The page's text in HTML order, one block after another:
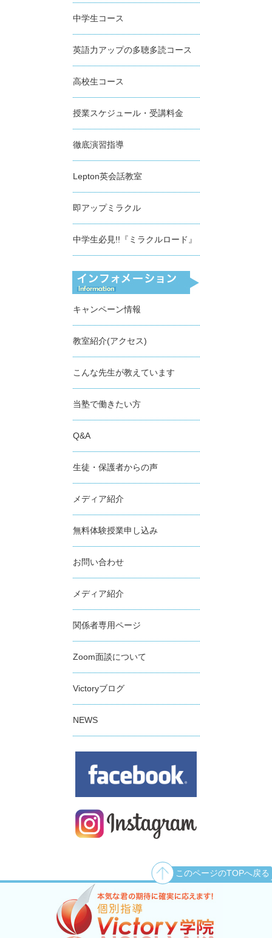
中学生コース
英語力アップの多聴多読コース
高校生コース
授業スケジュール・受講料金
徹底演習指導
Lepton英会話教室
即アップミラクル
中学生必見!!『ミラクルロード』
キャンペーン情報
教室紹介(アクセス)
こんな先生が教えています
当塾で働きたい方
Q&A
生徒・保護者からの声
メディア紹介
無料体験授業申し込み
お問い合わせ
メディア紹介
関係者専用ページ
Zoom面談について
Victoryブログ
NEWS
このページのTOPへ戻る